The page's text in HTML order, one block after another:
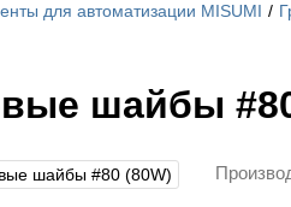
для автоматизации MISUMI
шайбы